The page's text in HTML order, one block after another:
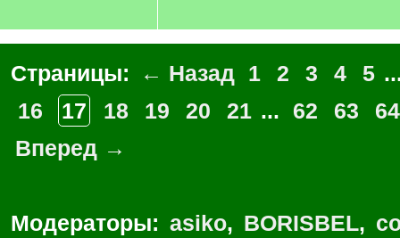
Страницы: ← Назад 1 2 3 4 5
16
17 18 19 20 21 ... 62 63
64
Вперед →
Модераторы: asiko, BORISBEL,